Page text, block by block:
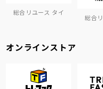
総合リユース タイ
総合
オンラインストア